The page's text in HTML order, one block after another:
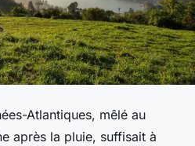
Atlantiques, mêlé au
après la pluie, suffisait à